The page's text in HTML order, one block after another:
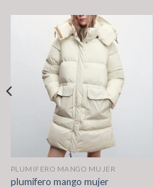
PLUMIFERO MANGO MUJER
plumifero mango mujer